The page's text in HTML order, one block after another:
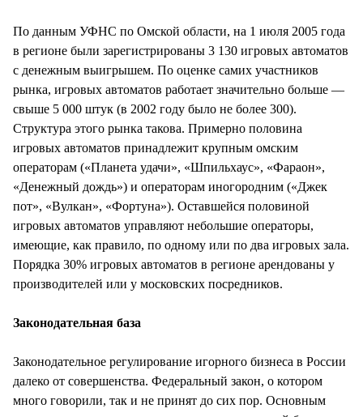
По данным УФНС по Омской области, на 1 июля 2005 года
в регионе были зарегистрированы 3 130 игровых автоматов
с денежным выигрышем. По оценке самих участников
рынка, игровых автоматов работает значительно больше —
свыше 5 000 штук (в 2002 году было не более 300).
Структура этого рынка такова. Примерно половина
игровых автоматов принадлежит крупным омским
операторам («Планета удачи», «Шпильхаус», «Фараон»,
«Денежный дождь») и операторам иногородним («Джек
пот», «Вулкан», «Фортуна»). Оставшейся половиной
игровых автоматов управляют небольшие операторы,
имеющие, как правило, по одному или по два игровых зала.
Порядка 30% игровых автоматов в регионе арендованы у
производителей или у московских посредников.
Законодательная база
Законодательное регулирование игорного бизнеса в России
далеко от совершенства. Федеральный закон, о котором
много говорили, так и не принят до сих пор. Основным